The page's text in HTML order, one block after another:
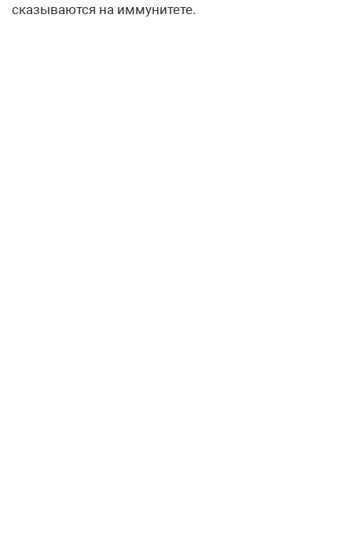
сказываются на иммунитете.